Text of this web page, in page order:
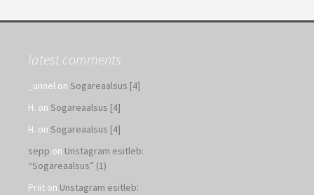
latest comments
_unnel on Sogareaalsus [4]
H. on Sogareaalsus [4]
H. on Sogareaalsus [4]
sepp on Unstagram esitleb:
“Sogareaalsus” (1)
Priit on Unstagram esitleb: